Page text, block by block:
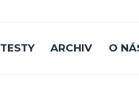
TESTY ARCHIV O